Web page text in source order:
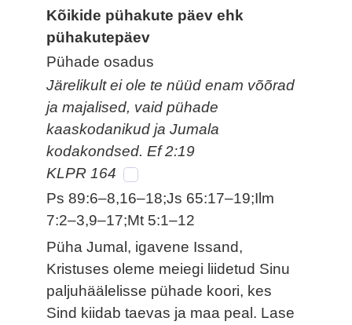
Kõikide pühakute päev ehk
pühakutepäev
Pühade osadus
Järelikult ei ole te nüüd enam võõrad
ja majalised, vaid pühade
kaaskodanikud ja Jumala
kodakondsed. Ef 2:19
KLPR 164
Ps 89:6–8,16–18;Js 65:17–19;Ilm
7:2–3,9–17;Mt 5:1–12
Püha Jumal, igavene Issand,
Kristuses oleme meiegi liidetud Sinu
paljuhäälelisse pühade koori, kes
Sind kiidab taevas ja maa peal. Lase